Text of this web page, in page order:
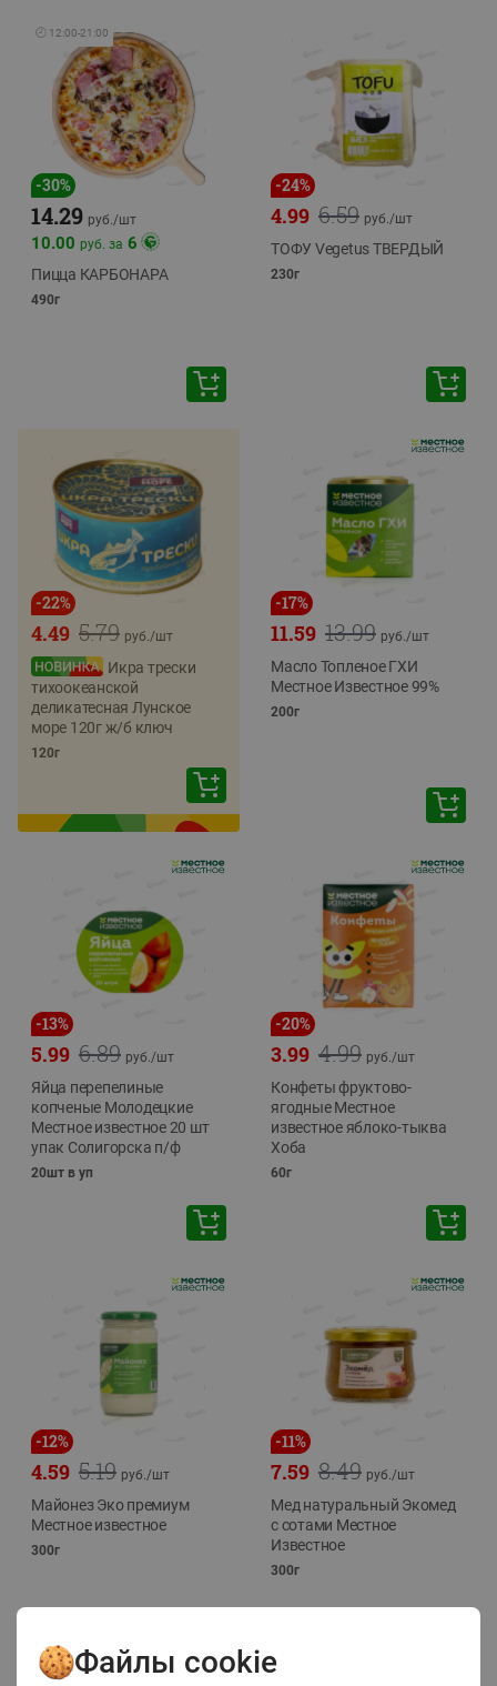
🕘 12:00-21:00
-30%
14.29 руб./шт
10.00 руб. за 6
Пицца КАРБОНАРА
490г
-24%
6.59
4.99 руб./шт
ТОФУ Vegetus ТВЕРДЫЙ
230г
-22%
5.79
4.49 руб./шт
Икра трески
тихоокеанской
деликатесная Лунское
море 120г ж/б ключ
120г
-17%
13.99
11.59 руб./шт
Масло Топленое ГХИ
Местное Известное 99%
200г
-13%
6.89
5.99 руб./шт
Яйца перепелиные
копченые Молодецкие
Местное известное 20 шт
упак Солигорска п/ф
20шт в уп
-20%
4.99
3.99 руб./шт
Конфеты фруктово-
ягодные Местное
известное яблоко-тыква
Хоба
60г
-12%
5.19
4.59 руб./шт
Майонез Эко премиум
Местное известное
300г
-11%
8.49
7.59 руб./шт
Мед натуральный Экомед
с сотами Местное
Известное
300г
Файлы cookie